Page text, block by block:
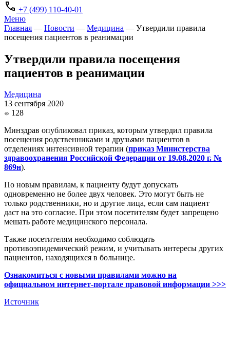
+7 (499) 110-40-01
Меню
Главная — Новости — Медицина — Утвердили правила
посещения пациентов в реанимации
Утвердили правила посещения
пациентов в реанимации
Медицина
13 сентября 2020
128
Минздрав опубликовал приказ, которым утвердил правила
посещения родственниками и друзьями пациентов в
отделениях интенсивной терапии (приказ Министерства
здравоохранения Российской Федерации от 19.08.2020 г. №
869н).
По новым правилам, к пациенту будут допускать
одновременно не более двух человек. Это могут быть не
только родственники, но и другие лица, если сам пациент
даст на это согласие. При этом посетителям будет запрещено
мешать работе медицинского персонала.
Также посетителям необходимо соблюдать
противоэпидемический режим, и учитывать интересы других
пациентов, находящихся в больнице.
Ознакомиться с новыми правилами можно на
официальном интернет-портале правовой информации >>>
Источник